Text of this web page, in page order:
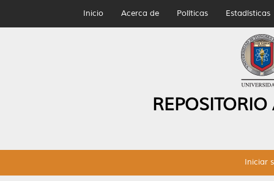
Inicio Acerca de Políticas Estadísticas
Iniciar